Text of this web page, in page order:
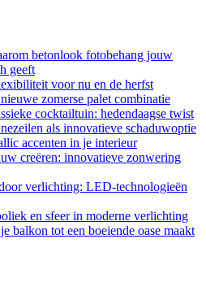
betonlook fotobehang jouw
geeft
voor nu en de herfst
zomerse palet combinatie
cocktailtuin: hedendaagse twist
als innovatieve schaduwoptie
accenten in je interieur
creëren: innovatieve zonwering
verlichting: LED-technologieën
en sfeer in moderne verlichting
balkon tot een boeiende oase maakt